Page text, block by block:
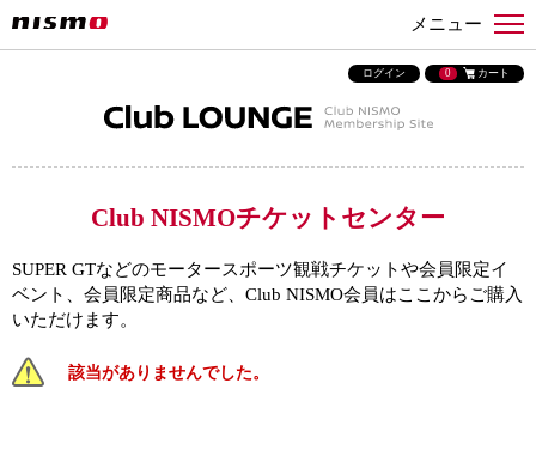
メニュー
ログイン 0 カート
Club NISMOチケットセンター
SUPER GTなどのモータースポーツ観戦チケットや会員限定イ
ベント、会員限定商品など、Club NISMO会員はここからご購入
いただけます。
該当がありませんでした。